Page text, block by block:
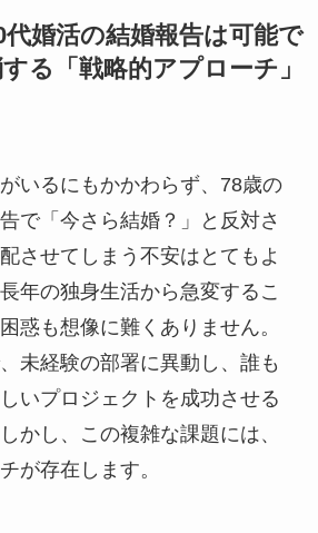
婚活の結婚報告は可能で
る「戦略的アプローチ」
いるにもかかわらず、78歳の
で「今さら結婚？」と反対さ
させてしまう不安はとてもよ
年の独身生活から急変するこ
惑も想像に難くありません。
未経験の部署に異動し、誰も
いプロジェクトを成功させる
かし、この複雑な課題には、
が存在します。